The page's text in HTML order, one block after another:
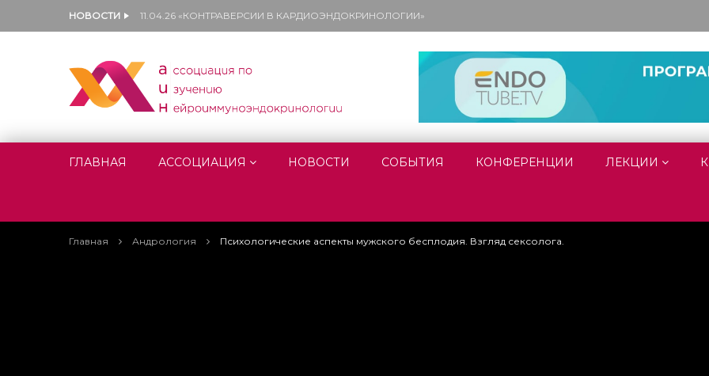
НОВОСТИ 11.04.26 «КОНТРАВЕРСИИ В КАРДИОЭНДОКРИНОЛОГИИ»
ГЛАВНАЯ АССОЦИАЦИЯ НОВОСТИ СОБЫТИЯ КОНФЕРЕНЦИИ ЛЕКЦИИ
Главная Андрология Психологические аспекты мужского бесплодия. Взгляд сексолога.